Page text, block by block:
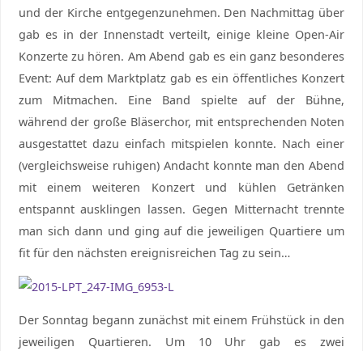
und der Kirche entgegenzunehmen. Den Nachmittag über
gab es in der Innenstadt verteilt, einige kleine Open-Air
Konzerte zu hören. Am Abend gab es ein ganz besonderes
Event: Auf dem Marktplatz gab es ein öffentliches Konzert
zum Mitmachen. Eine Band spielte auf der Bühne,
während der große Bläserchor, mit entsprechenden Noten
ausgestattet dazu einfach mitspielen konnte. Nach einer
(vergleichsweise ruhigen) Andacht konnte man den Abend
mit einem weiteren Konzert und kühlen Getränken
entspannt ausklingen lassen. Gegen Mitternacht trennte
man sich dann und ging auf die jeweiligen Quartiere um
fit für den nächsten ereignisreichen Tag zu sein…
Der Sonntag begann zunächst mit einem Frühstück in den
jeweiligen Quartieren. Um 10 Uhr gab es zwei